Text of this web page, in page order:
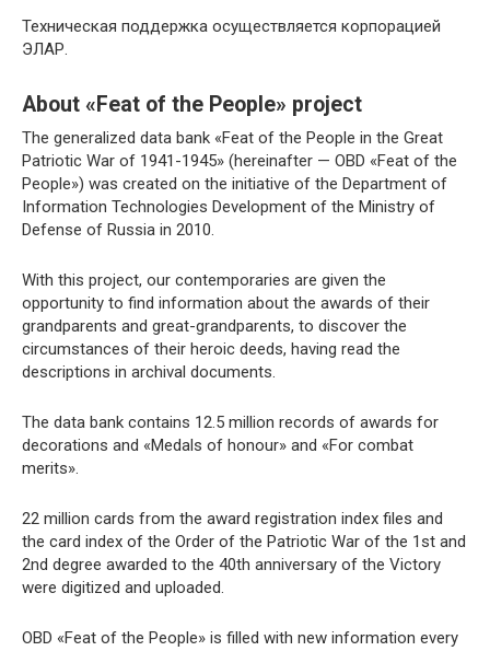
Техническая поддержка осуществляется корпорацией
ЭЛАР.
About «Feat of the People» project
The generalized data bank «Feat of the People in the Great
Patriotic War of 1941-1945» (hereinafter — OBD «Feat of the
People») was created on the initiative of the Department of
Information Technologies Development of the Ministry of
Defense of Russia in 2010.
With this project, our contemporaries are given the
opportunity to find information about the awards of their
grandparents and great-grandparents, to discover the
circumstances of their heroic deeds, having read the
descriptions in archival documents.
The data bank contains 12.5 million records of awards for
decorations and «Medals of honour» and «For combat
merits».
22 million cards from the award registration index files and
the card index of the Order of the Patriotic War of the 1st and
2nd degree awarded to the 40th anniversary of the Victory
were digitized and uploaded.
OBD «Feat of the People» is filled with new information every